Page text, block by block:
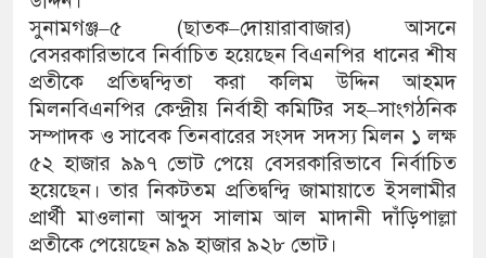
সুনামগঞ্জ–৫ (ছাতক–দোয়ারাবাজার) আসনে
বেসরকারিভাবে নির্বাচিত হয়েছেন বিএনপির ধানের শীষ
প্রতীকে প্রতিদ্বন্দ্বিতা করা কলিম উদ্দিন আহমদ
মিলনবিএনপির কেন্দ্রীয় নির্বাহী কমিটির সহ–সাংগঠনিক
সম্পাদক ও সাবেক তিনবারের সংসদ সদস্য মিলন ১ লক্ষ
৫২ হাজার ৯৯৭ ভোট পেয়ে বেসরকারিভাবে নির্বাচিত
হয়েছেন। তার নিকটতম প্রতিদ্বন্দ্বি জামায়াতে ইসলামীর
প্রার্থী মাওলানা আব্দুস সালাম আল মাদানী দাঁড়িপাল্লা
প্রতীকে পেয়েছেন ৯৯ হাজার ৯২৮ ভোট।